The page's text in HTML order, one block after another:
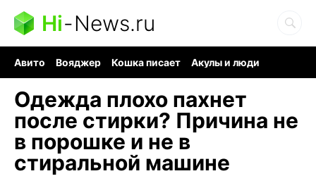
Hi-News.ru
Авито Вояджер Кошка писает
Акулы и люди
Одежда плохо пахнет
после стирки? Причина не
в порошке и не в
стиральной машине